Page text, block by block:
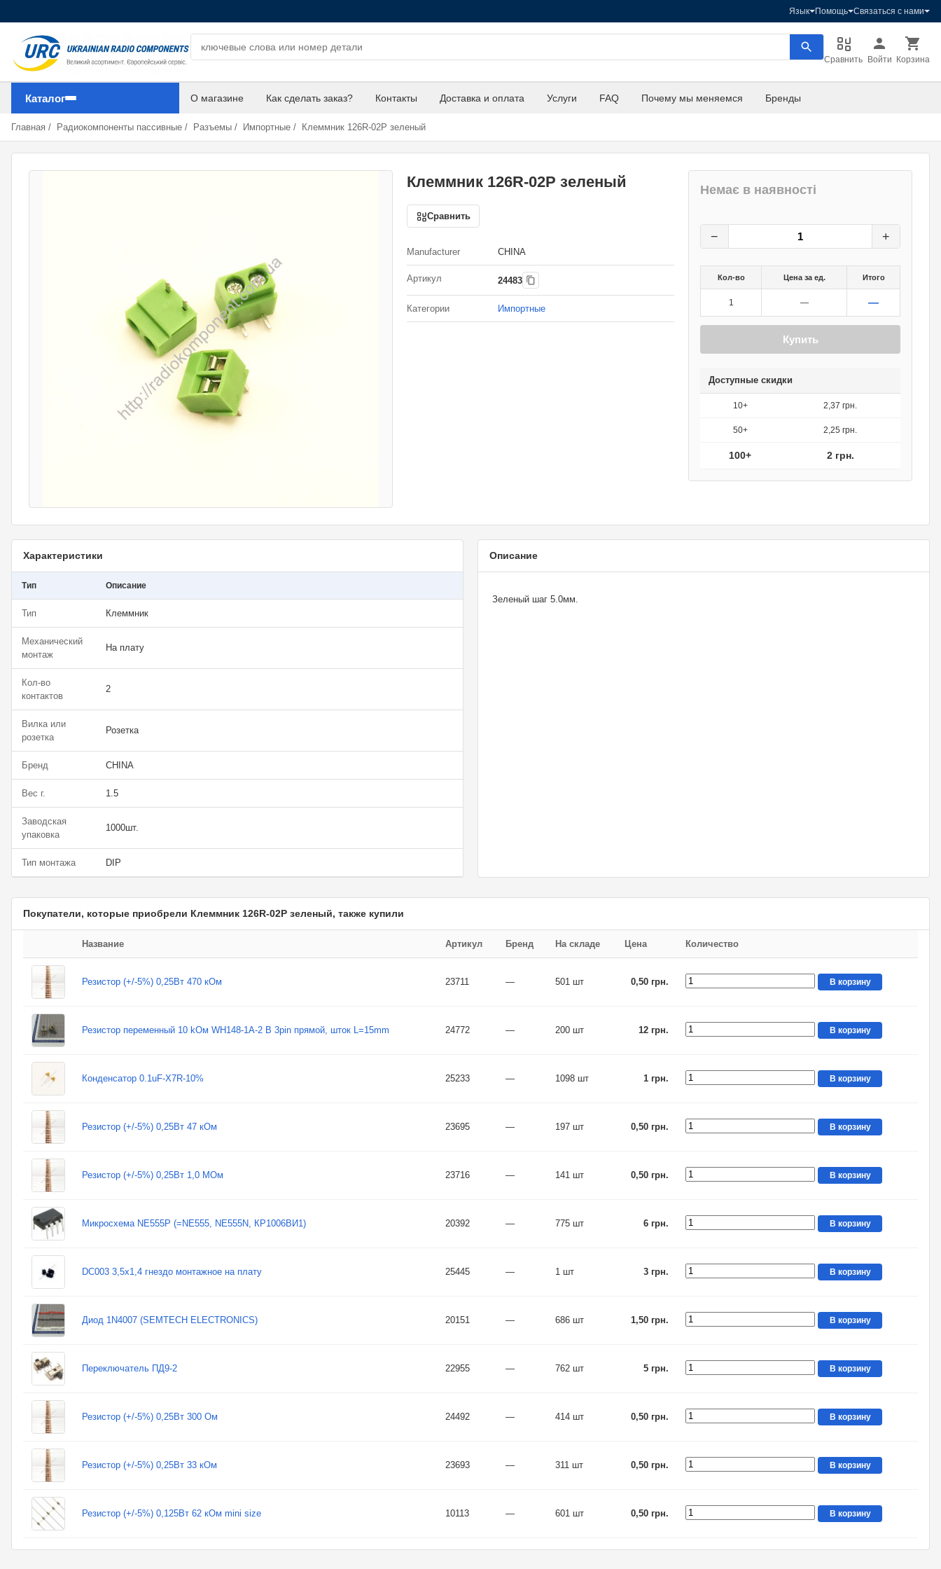
Язык Помощь Связаться с нами
Сравнить Войти Корзина
Каталог О магазине Как сделать заказ? Контакты Доставка и оплата Услуги FAQ Почему мы меняемся Бренды
Главная / Радиокомпоненты пассивные / Разъемы / Импортные / Клеммник 126R-02P зеленый
Клеммник 126R-02P зеленый
Сравнить
Manufacturer CHINA
Артикул 24483
Категории Импортные
Немає в наявності
− +
Кол-во Цена за ед. Итого
1 — —
Купить
Доступные скидки
10+ 2,37 грн.
50+ 2,25 грн.
100+ 2 грн.
Характеристики
Тип Описание
Тип Клеммник
Механический
монтаж
На плату
Кол-во
контактов
2
Вилка или
розетка
Розетка
Бренд CHINA
Вес г. 1.5
Заводская
упаковка
1000шт.
Тип монтажа DIP
Описание
Зеленый шаг 5.0мм.
Покупатели, которые приобрели Клеммник 126R-02P зеленый, также купили
Название Артикул Бренд На складе Цена Количество
Резистор (+/-5%) 0,25Вт 470 кОм 23711 — 501 шт 0,50 грн. В корзину
Резистор переменный 10 kОм WH148-1A-2 B 3pin прямой, шток L=15mm 24772 — 200 шт 12 грн. В корзину
Конденсатор 0.1uF-X7R-10% 25233 — 1098 шт 1 грн. В корзину
Резистор (+/-5%) 0,25Вт 47 кОм 23695 — 197 шт 0,50 грн. В корзину
Резистор (+/-5%) 0,25Вт 1,0 МОм 23716 — 141 шт 0,50 грн. В корзину
Микросхема NE555P (=NE555, NE555N, КР1006ВИ1) 20392 — 775 шт 6 грн. В корзину
DC003 3,5x1,4 гнездо монтажное на плату 25445 — 1 шт 3 грн. В корзину
Диод 1N4007 (SEMTECH ELECTRONICS) 20151 — 686 шт 1,50 грн. В корзину
Переключатель ПД9-2 22955 — 762 шт 5 грн. В корзину
Резистор (+/-5%) 0,25Вт 300 Ом 24492 — 414 шт 0,50 грн. В корзину
Резистор (+/-5%) 0,25Вт 33 кОм 23693 — 311 шт 0,50 грн. В корзину
Резистор (+/-5%) 0,125Вт 62 кОм mini size 10113 — 601 шт 0,50 грн. В корзину